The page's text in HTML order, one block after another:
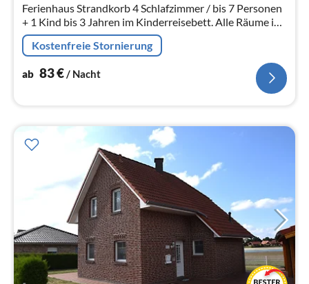
Ferienhaus Strandkorb 4 Schlafzimmer / bis 7 Personen
+ 1 Kind bis 3 Jahren im Kinderreisebett. Alle Räume im
Erdgeschoss sind barrierefrei. Fahrräder kostenlos.
Kostenfreie Stornierung
ab 83€/ Nacht